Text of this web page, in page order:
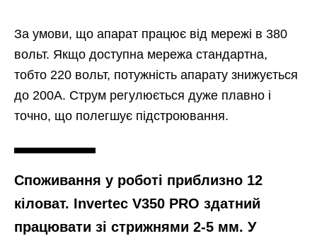
За умови, що апарат працює від мережі в 380
вольт. Якщо доступна мережа стандартна,
тобто 220 вольт, потужність апарату знижується
до 200А. Струм регулюється дуже плавно і
точно, що полегшує підстроювання.
Споживання у роботі приблизно 12
кіловат. Invertec V350 PRO здатний
працювати зі стрижнями 2-5 мм. У